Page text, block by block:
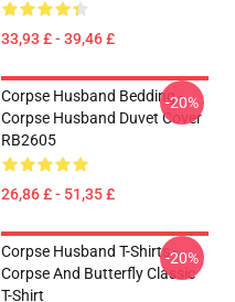
33,93 £ - 39,46 £
Corpse Husband Bedding -
Corpse Husband Duvet Cover
RB2605
26,86 £ - 51,35 £
-20%
Corpse Husband T-Shirts -
Corpse And Butterfly Classic
T-Shirt
-20%